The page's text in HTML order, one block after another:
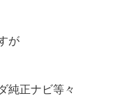
が
純正ナビ等々